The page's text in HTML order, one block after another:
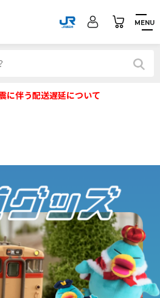
MENU
に伴う配送遅延について